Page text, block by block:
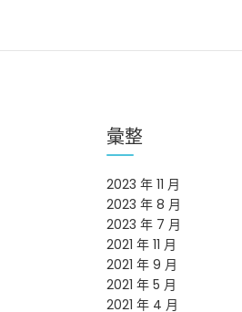
彙整
2023 年 11 月
2023 年 8 月
2023 年 7 月
2021 年 11 月
2021 年 9 月
2021 年 5 月
2021 年 4 月